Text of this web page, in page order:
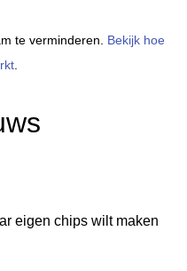
te verminderen. Bekijk hoe
.
eigen chips wilt maken